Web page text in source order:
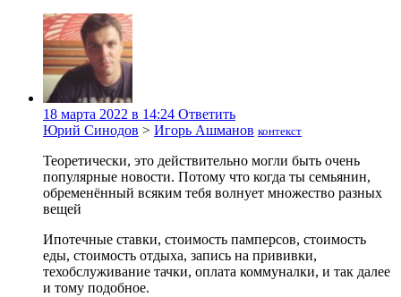
18 марта 2022 в 14:24 Ответить
Юрий Синодов > Игорь Ашманов контекст
Теоретически, это действительно могли быть очень
популярные новости. Потому что когда ты семьянин,
обременённый всяким тебя волнует множество разных
вещей
Ипотечные ставки, стоимость памперсов, стоимость
еды, стоимость отдыха, запись на прививки,
техобслуживание тачки, оплата коммуналки, и так далее
и тому подобное.